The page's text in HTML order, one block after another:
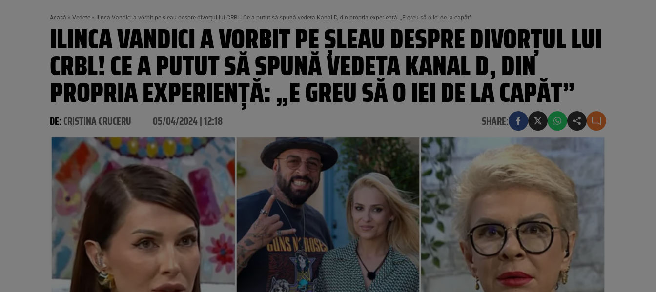
Acasă » Vedete » Ilinca Vandici a vorbit pe șleau despre divorțul lui CRBL! Ce a putut să spună vedeta Kanal D, din propria experiență: „E greu să o iei de la capăt”
ILINCA VANDICI A VORBIT PE ȘLEAU DESPRE DIVORȚUL LUI
CRBL! CE A PUTUT SĂ SPUNĂ VEDETA KANAL D, DIN
PROPRIA EXPERIENȚĂ: „E GREU SĂ O IEI DE LA CAPĂT”
DE:CRISTINA CRUCERU 05/04/2024 | 12:18 SHARE: